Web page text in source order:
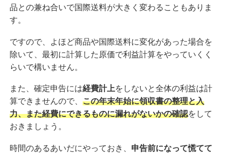
品との兼ね合いで国際送料が大きく変わることもありま
す。
ですので、よほど商品や国際送料に変化があった場合を
除いて、最初に計算した原価で利益計算をやっていくく
らいで構いません。
また、確定申告には経費計上をしないと全体の利益は計
算できませんので、 この年末年始に領収書の整理と入
力、また経費にできるものに漏れがないかの確認をして
おきましょう。
時間のあるあいだにやっておき、 申告前になって慌てて